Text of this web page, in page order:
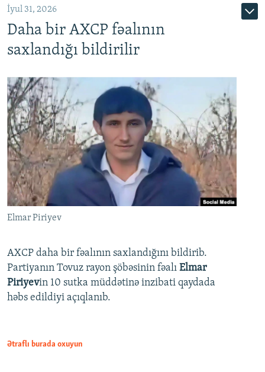
İyul 31, 2026
Daha bir AXCP fəalının
saxlandığı bildirilir
Elmar Piriyev
AXCP daha bir fəalının saxlandığını bildirib.
Partiyanın Tovuz rayon şöbəsinin fəalı Elmar
Piriyevin 10 sutka müddətinə inzibati qaydada
həbs edildiyi açıqlanıb.
Ətraflı burada oxuyun